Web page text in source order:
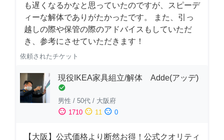
も遅くなるかなと思っていたのですが、スピーデ
ィーな解体でありがたかったです。 また、引っ
越しの際や保管の際のアドバイスもしていただ
き、参考にさせていただきます！
依頼されたチケット
現役IKEA家具組立/解体 Adde(アッデ)
check_circle
男性 / 50代 / 大阪府
sentiment_satisfied 1710 sentiment_neutral 11 sentiment_dissatisfied 0
【大阪】公式価格より断然お得！公式クオリティ